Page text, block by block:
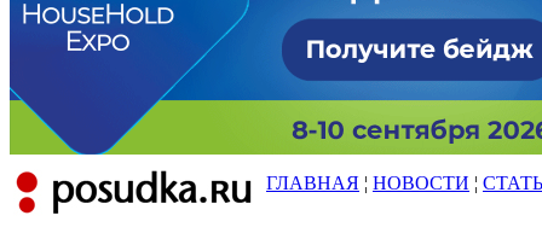
ГЛАВНАЯ ¦ НОВОСТИ ¦